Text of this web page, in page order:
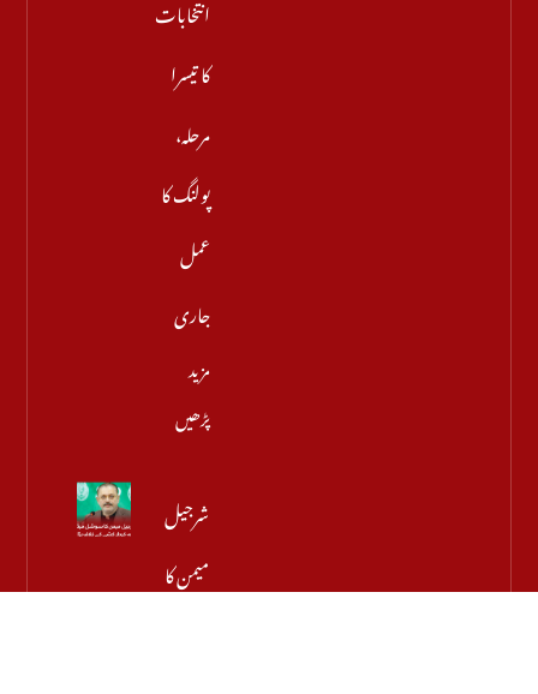
انتخابات
کا تیسرا
مرحلہ،
پولنگ کا
عمل
جاری
مزید
پڑھیں
شرجیل
میمن کا